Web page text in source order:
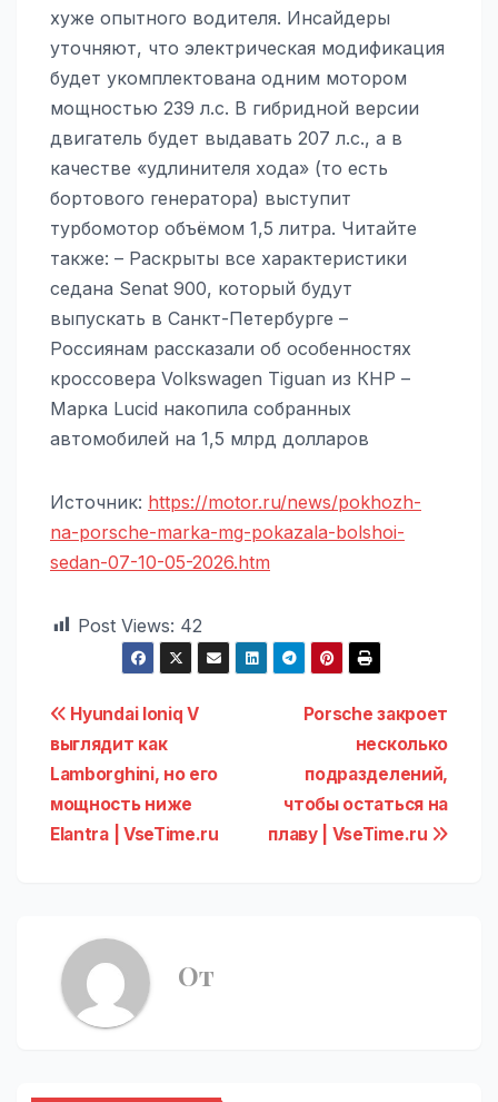
хуже опытного водителя. Инсайдеры
уточняют, что электрическая модификация
будет укомплектована одним мотором
мощностью 239 л.с. В гибридной версии
двигатель будет выдавать 207 л.с., а в
качестве «удлинителя хода» (то есть
бортового генератора) выступит
турбомотор объёмом 1,5 литра. Читайте
также: – Раскрыты все характеристики
седана Senat 900, который будут
выпускать в Санкт-Петербурге –
Россиянам рассказали об особенностях
кроссовера Volkswagen Tiguan из КНР –
Марка Lucid накопила собранных
автомобилей на 1,5 млрд долларов
Источник: https://motor.ru/news/pokhozh-
na-porsche-marka-mg-pokazala-bolshoi-
sedan-07-10-05-2026.htm
Post Views: 42
Навигация
по
записям
Porsche закроет
несколько
подразделений,
чтобы остаться на
плаву | VseTime.ru
Hyundai Ioniq V
выглядит как
Lamborghini, но его
мощность ниже
Elantra | VseTime.ru
От